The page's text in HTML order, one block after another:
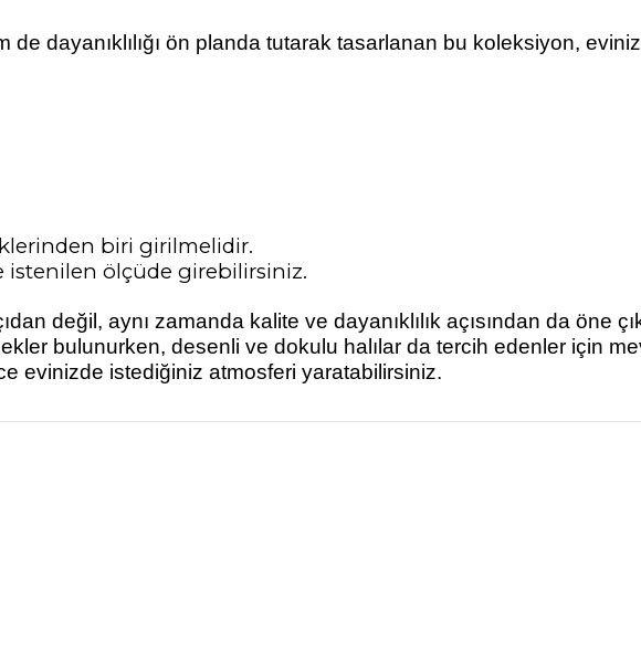
de dayanıklılığı ön planda tutarak tasarlanan bu koleksiyon,
biri girilmelidir.
istenilen ölçüde girebilirsiniz.
değil, aynı zamanda kalite ve dayanıklılık açısından da öne
bulunurken, desenli ve dokulu halılar da tercih edenler için
evinizde istediğiniz atmosferi yaratabilirsiniz.